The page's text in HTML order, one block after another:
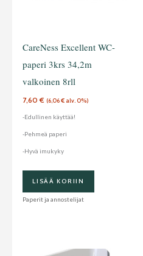
CareNess Excellent WC-
paperi 3krs 34,2m
valkoinen 8rll
7,60€ (6,06€ alv. 0%)
-Edullinen käyttää!
-Pehmeä paperi
-Hyvä imukyky
LISÄÄ KORIIN
Paperit ja annostelijat